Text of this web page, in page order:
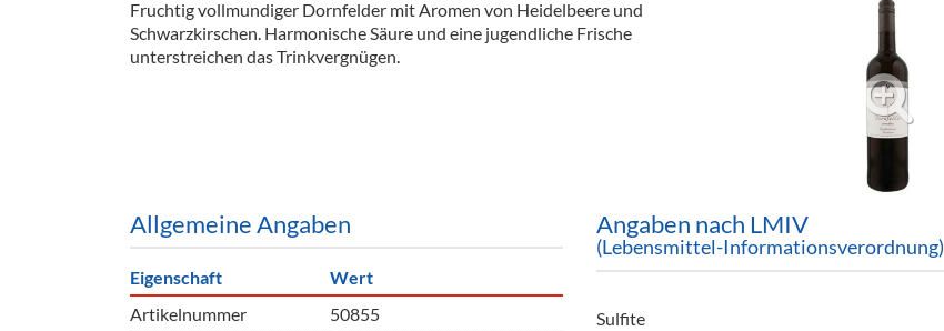
Barzubehör
Ausschankwagen
Fruchtig vollmundiger Dornfelder mit Aromen von Heidelbeere und
Schwarzkirschen. Harmonische Säure und eine jugendliche Frische
unterstreichen das Trinkvergnügen.
Allgemeine Angaben
Eigenschaft
Wert
Artikelnummer
50855
Angaben nach LMIV
(Lebensmittel-Informationsverordnung)
Sulfite